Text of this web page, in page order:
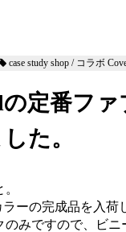
case study shop / コラボ
定番ファ
た。
ーの完成品を入荷
のみですので、ビ